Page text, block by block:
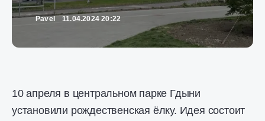
Pavel 11.04.2024 20:22
10 апреля в центральном парке Гдыни
установили рождественская ёлку. Идея состоит